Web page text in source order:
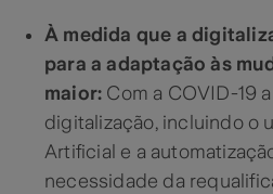
À medida que a
para a adaptação às
maior: Com a COVID-19
digitalização, incluindo o
Artificial e a
necessidade da